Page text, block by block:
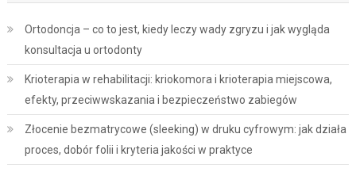
Ortodoncja – co to jest, kiedy leczy wady zgryzu i jak wygląda
konsultacja u ortodonty
Krioterapia w rehabilitacji: kriokomora i krioterapia miejscowa,
efekty, przeciwwskazania i bezpieczeństwo zabiegów
Złocenie bezmatrycowe (sleeking) w druku cyfrowym: jak działa
proces, dobór folii i kryteria jakości w praktyce